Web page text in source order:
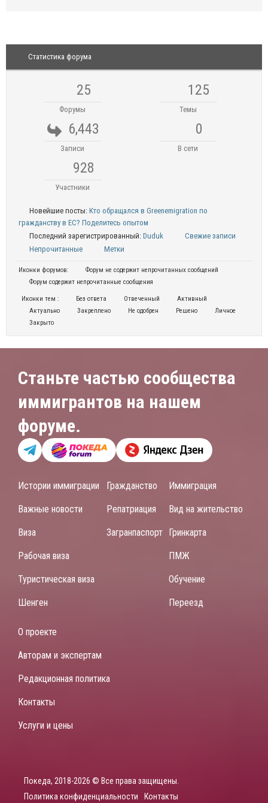
Статистика форума
25
Форумы
125
Темы
6,443
Записи
0
В сети
928
Участники
Новейшие посты: Кто обращался в Greenemigration по
гражданству в ЕС? Поделитесь опытом
Последний зарегистрированный: Duduk
Свежие записи
Непрочитанные
Метки
Иконки форумов:
Форум не содержит непрочитанных сообщений
Форум содержит непрочитанные сообщения
Иконки тем : Без ответа Отвеченный
Активный
Актуально
Закреплено Не одобрен Решено
Личное
Закрыто
Станьте частью сообщества
иммигрантов на нашем
форуме.
Истории иммиграции
Важные новости
Виза
Рабочая виза
Туристическая виза
Шенген
Гражданство
Репатриация
Загранпаспорт
Иммиграция
Вид на жительство
Гринкарта
ПМЖ
Обучение
Переезд
О проекте
Авторам и экспертам
Редакционная политика
Контакты
Услуги и цены
Покеда, 2018-2026 © Все права защищены.
Политика конфиденциальности
Контакты